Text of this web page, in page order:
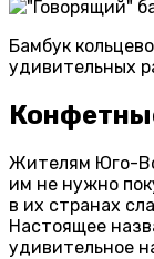
Бамбук
удивительных
Жителям Юго-
им не нужно
в их странах
Настоящее
удивительное